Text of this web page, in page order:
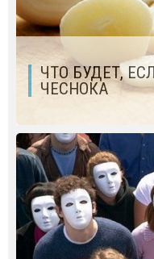
ЧТО БУДЕТ,
ЧЕСНОКА